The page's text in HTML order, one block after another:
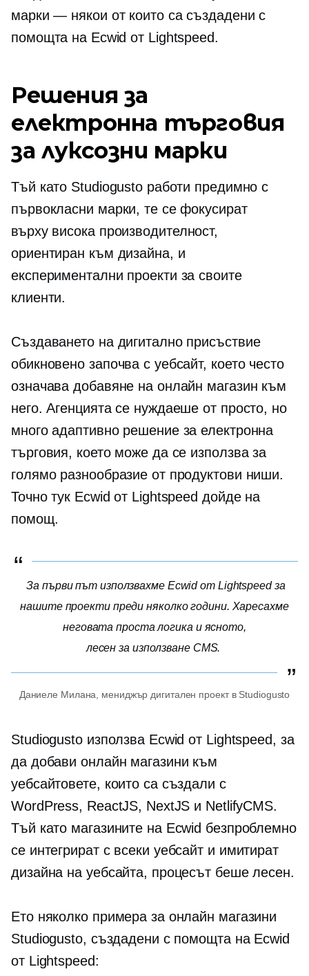
марки — някои от които са създадени с
помощта на Ecwid от Lightspeed.
Решения за
електронна търговия
за луксозни марки
Тъй като Studiogusto работи предимно с
първокласни марки, те се фокусират
върху висока производителност,
ориентиран към дизайна, и
експериментални проекти за своите
клиенти.
Създаването на дигитално присъствие
обикновено започва с уебсайт, което често
означава добавяне на онлайн магазин към
него. Агенцията се нуждаеше от просто, но
много адаптивно решение за електронна
търговия, което може да се използва за
голямо разнообразие от продуктови ниши.
Точно тук Ecwid от Lightspeed дойде на
помощ.
За първи път използвахме Ecwid от Lightspeed за
нашите проекти преди няколко години. Харесахме
неговата проста логика и ясното,
лесен за използванеCMS.
Даниеле Милана, мениджър дигитален проект в Studiogusto
Studiogusto използва Ecwid от Lightspeed, за
да добави онлайн магазини към
уебсайтовете, които са създали с
WordPress, ReactJS, NextJS и NetlifyCMS.
Тъй като магазините на Ecwid безпроблемно
се интегрират с всеки уебсайт и имитират
дизайна на уебсайта, процесът беше лесен.
Ето няколко примера за онлайн магазини
Studiogusto, създадени с помощта на Ecwid
от Lightspeed: